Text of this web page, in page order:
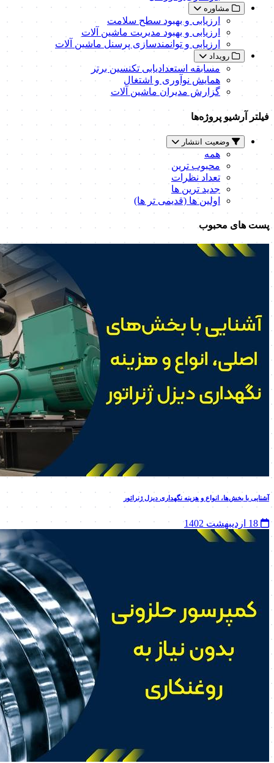
مشاوره
ارزیابی و بهبود سطح سلامت
ارزیابی و بهبود مدیریت ماشین آلات
ارزیابی و توانمندسازی پرسنل ماشین آلات
رویداد
مسابقه استعدادیابی تکنسین برتر
همایش نوآوری و اشتغال
گزارش مدیران ماشین آلات
فیلتر آرشیو پروژه‌ها
وضعیت انتشار
همه
محبوب ترین
تعداد نظرات
جدید ترین ها
اولین ها (قدیمی تر ها)
پست های محبوب
آشنایی با بخش‌ها، انواع و هزینه نگهداری دیزل ژنراتور